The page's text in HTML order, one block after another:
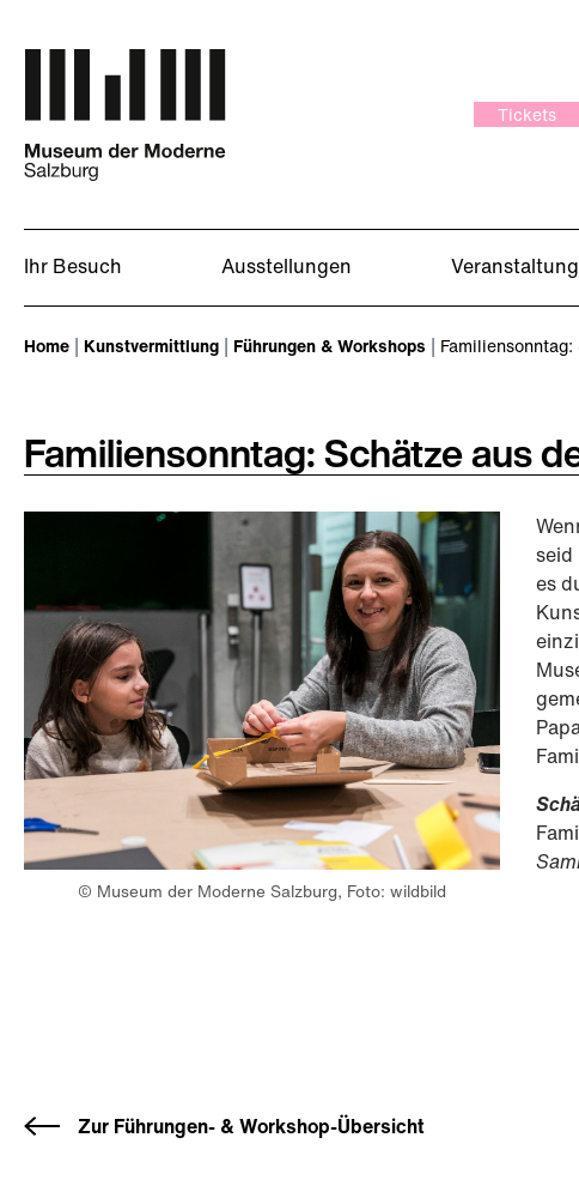
Tickets
Ihr Besuch Ausstellungen
Home Kunstvermittlung Führungen & Workshops
Familiensonntag: Schätze aus
© Museum der Moderne Salzburg, Foto: wildbild
seid
es
Zur Führungen- & Workshop-Übersicht